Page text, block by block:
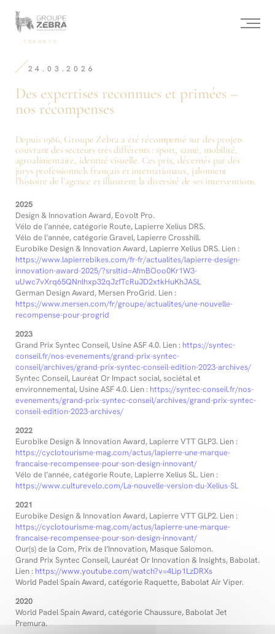
Conseil
Marketing
de
l’innovation
TORONTO
expertises
reconnues
primées
récompenses
Des expertises reconnues et primées –
nos récompenses
24.03.2026
Depuis 1986, Groupe Zebra a été récompensé sur des projets
couvrant des secteurs très différents : sport, santé, mobilité,
agroalimentaire, identité visuelle. Ces prix, décernés par des
jurys professionnels français et internationaux, jalonnent
l’histoire de l’agence et illustrent la diversité de ses interventions.
2025
Design & Innovation Award, Eovolt Pro.
Vélo de l’année, catégorie Route, Lapierre Xelius DRS.
Vélo de l’année, catégorie Gravel, Lapierre Crosshill.
Eurobike Design & Innovation Award, Lapierre Xelius DRS. Lien :
https://www.lapierrebikes.com/fr-fr/actualites/lapierre-design-
innovation-award-2025/?srsltid=AfmBOoo0Kr1W3-
uUwc7vXrq65QNnlhxp32qJzfTcRuJD2xtkHuKhJASL
German Design Award, Mersen ProGrid. Lien :
https://www.mersen.com/fr/groupe/actualites/une-nouvelle-
recompense-pour-progrid
2023
Grand Prix Syntec Conseil, Usine ASF 4.0. Lien : https://syntec-
conseil.fr/nos-evenements/grand-prix-syntec-
conseil/archives/grand-prix-syntec-conseil-edition-2023-archives/
Syntec Conseil, Lauréat Or Impact social, sociétal et
environnemental, Usine ASF 4.0. Lien : https://syntec-conseil.fr/nos-
evenements/grand-prix-syntec-conseil/archives/grand-prix-syntec-
conseil-edition-2023-archives/
2022
Eurobike Design & Innovation Award, Lapierre VTT GLP3. Lien :
https://cyclotourisme-mag.com/actus/lapierre-une-marque-
francaise-recompensee-pour-son-design-innovant/
Vélo de l’année, catégorie Route, Lapierre Xelius SL. Lien :
https://www.culturevelo.com/La-nouvelle-version-du-Xelius-SL
2021
Eurobike Design & Innovation Award, Lapierre VTT GLP2. Lien :
https://cyclotourisme-mag.com/actus/lapierre-une-marque-
francaise-recompensee-pour-son-design-innovant/
Our(s) de la Com, Prix de l’Innovation, Masque Salomon.
Grand Prix Syntec Conseil, Lauréat Or Innovation & Insights, Babolat.
Lien : https://www.youtube.com/watch?v=4Lip1LzDRXs
World Padel Spain Award, catégorie Raquette, Babolat Air Viper.
2020
World Padel Spain Award, catégorie Chaussure, Babolat Jet
Premura.